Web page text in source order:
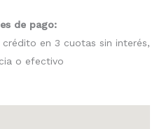
de pago:
en 3 cuotas sin interés,
o efectivo